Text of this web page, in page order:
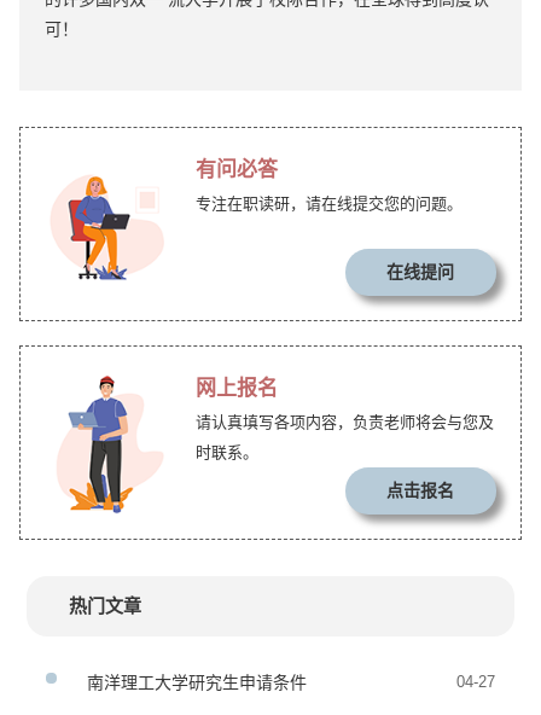
可！
有问必答
专注在职读研，请在线提交您的问题。
在线提问
网上报名
请认真填写各项内容，负责老师将会与您及
时联系。
点击报名
热门文章
南洋理工大学研究生申请条件 04-27